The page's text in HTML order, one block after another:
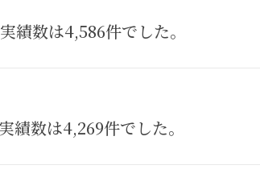
績数は4,586件でした。
績数は4,269件でした。